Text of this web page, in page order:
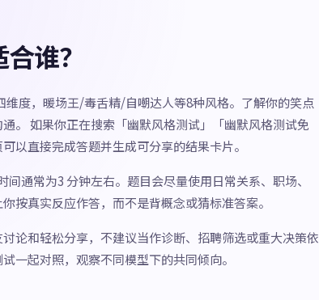
谁？
维度，暖场王/毒舌精/自嘲达人等8种风格。了解你的笑点
。 如果你正在搜索「幽默风格测试」「幽默风格测试免
以直接完成答题并生成可分享的结果卡片。
间通常为3 分钟左右。题目会尽量使用日常关系、职场、
按真实反应作答，而不是背概念或猜标准答案。
论和轻松分享，不建议当作诊断、招聘筛选或重大决策依
一起对照，观察不同模型下的共同倾向。